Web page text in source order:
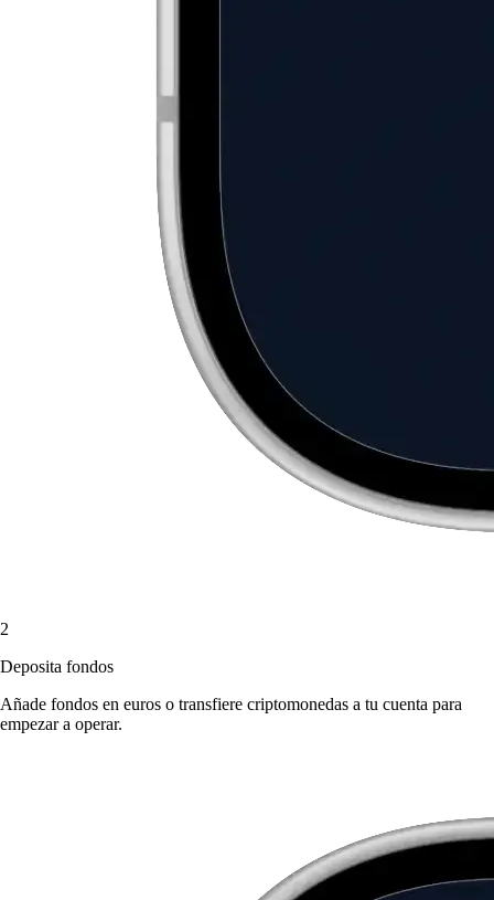
2
Deposita fondos
Añade fondos en euros o transfiere criptomonedas a tu cuenta para
empezar a operar.